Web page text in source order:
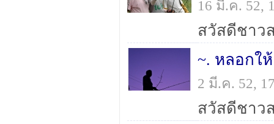
16 มี.ค. 52,
~. หลอกใ
2 มี.ค. 52,